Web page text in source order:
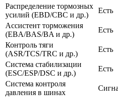
Распределение тормозных
усилий (EBD/CBC и др.)
Есть
Ассистент торможения
(EBA/BAS/BA и др.)
Есть
Контроль тяги
(ASR/TCS/TRC и др.)
Есть
Система стабилизации
(ESC/ESP/DSC и др.)
Есть
Система контроля
давления в шинах